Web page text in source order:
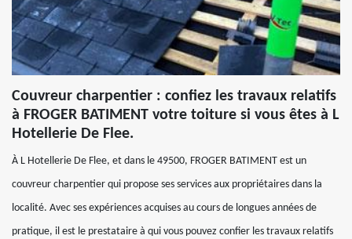
Couvreur charpentier : confiez les travaux relatifs
à FROGER BATIMENT votre toiture si vous êtes à L
Hotellerie De Flee.
À L Hotellerie De Flee, et dans le 49500, FROGER BATIMENT est un
couvreur charpentier qui propose ses services aux propriétaires dans la
localité. Avec ses expériences acquises au cours de longues années de
pratique, il est le prestataire à qui vous pouvez confier les travaux relatifs